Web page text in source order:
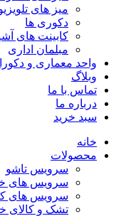
میز های
دکوری ها
کابینت های
مبلمان اداری
واحد معماری و
وبلاگ
تماس با ما
درباره ما
سبد خرید
خانه
محصولات
سرویس تاشو
سرویس های
سرویس های
تشک و کالای